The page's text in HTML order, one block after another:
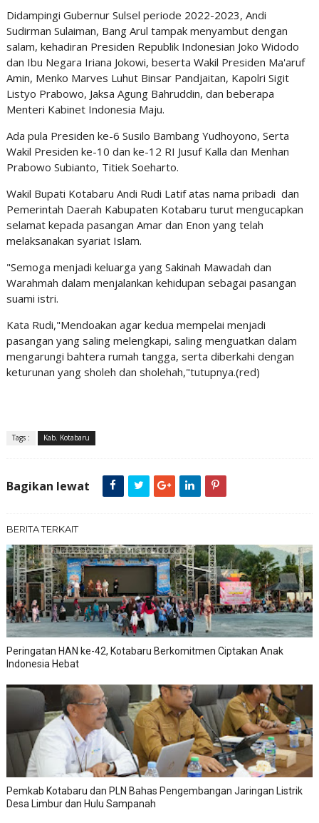
Didampingi Gubernur Sulsel periode 2022-2023, Andi
Sudirman Sulaiman, Bang Arul tampak menyambut dengan
salam, kehadiran Presiden Republik Indonesian Joko Widodo
dan Ibu Negara Iriana Jokowi, beserta Wakil Presiden Ma'aruf
Amin, Menko Marves Luhut Binsar Pandjaitan, Kapolri Sigit
Listyo Prabowo, Jaksa Agung Bahruddin, dan beberapa
Menteri Kabinet Indonesia Maju.
Ada pula Presiden ke-6 Susilo Bambang Yudhoyono, Serta
Wakil Presiden ke-10 dan ke-12 RI Jusuf Kalla dan Menhan
Prabowo Subianto, Titiek Soeharto.
Wakil Bupati Kotabaru Andi Rudi Latif atas nama pribadi dan
Pemerintah Daerah Kabupaten Kotabaru turut mengucapkan
selamat kepada pasangan Amar dan Enon yang telah
melaksanakan syariat Islam.
"Semoga menjadi keluarga yang Sakinah Mawadah dan
Warahmah dalam menjalankan kehidupan sebagai pasangan
suami istri.
Kata Rudi,"Mendoakan agar kedua mempelai menjadi
pasangan yang saling melengkapi, saling menguatkan dalam
mengarungi bahtera rumah tangga, serta diberkahi dengan
keturunan yang sholeh dan sholehah,"tutupnya.(red)
Tags : Kab. Kotabaru
Bagikan lewat
BERITA TERKAIT
Peringatan HAN ke-42, Kotabaru Berkomitmen Ciptakan Anak
Indonesia Hebat
Pemkab Kotabaru dan PLN Bahas Pengembangan Jaringan Listrik
Desa Limbur dan Hulu Sampanah